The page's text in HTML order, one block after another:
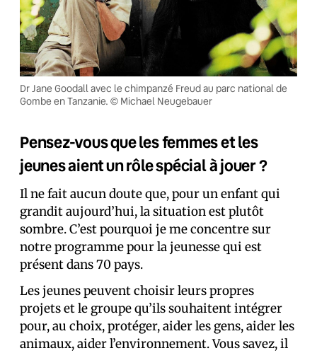
Dr Jane Goodall avec le chimpanzé Freud au parc national de
Gombe en Tanzanie. © Michael Neugebauer
Pensez-vous que les femmes et les
jeunes aient un rôle spécial à jouer ?
Il ne fait aucun doute que, pour un enfant qui
grandit aujourd’hui, la situation est plutôt
sombre. C’est pourquoi je me concentre sur
notre programme pour la jeunesse qui est
présent dans 70 pays.
Les jeunes peuvent choisir leurs propres
projets et le groupe qu’ils souhaitent intégrer
pour, au choix, protéger, aider les gens, aider les
animaux, aider l’environnement. Vous savez, il